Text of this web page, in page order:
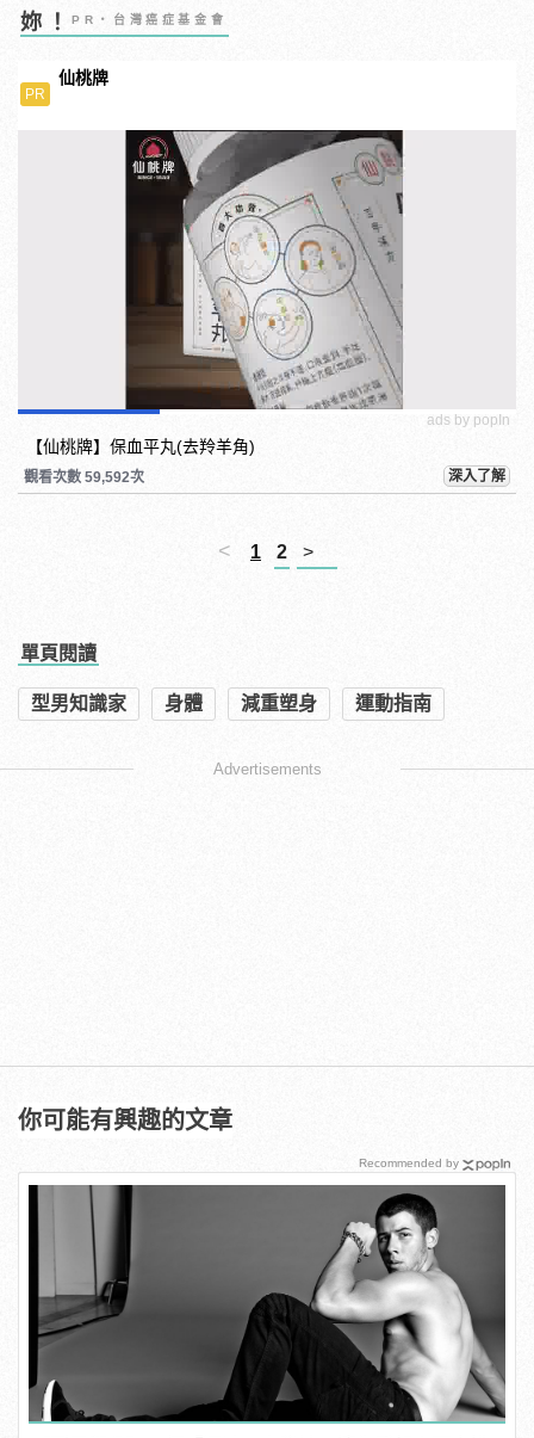
妳！PR・台灣癌症基金會
PR
仙桃牌
ads by popIn
【仙桃牌】保血平丸(去羚羊角)
觀看次數 59,592次 深入了解
< 1 2 >
單頁閱讀
型男知識家 身體 減重塑身 運動指南
Advertisements
你可能有興趣的文章
Recommended by